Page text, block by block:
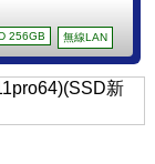
256GB 無線LAN